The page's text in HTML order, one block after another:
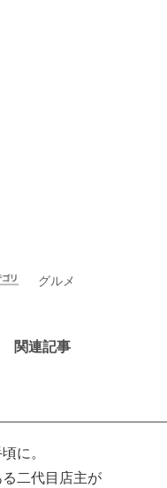
グルメ
関連記事
に。
二代目店主が